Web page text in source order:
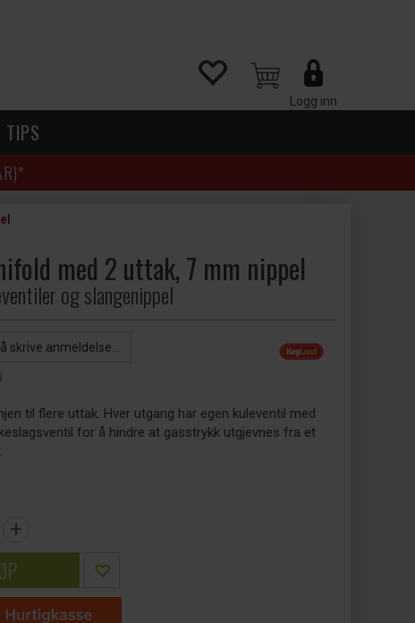
Logg inn
TIPS
med 2 uttak, 7 mm nippel
og slangenippel
skrive anmeldelse...
til flere uttak. Hver utgang har egen kuleventil med
for å hindre at gasstrykk utgjevnes fra et
+